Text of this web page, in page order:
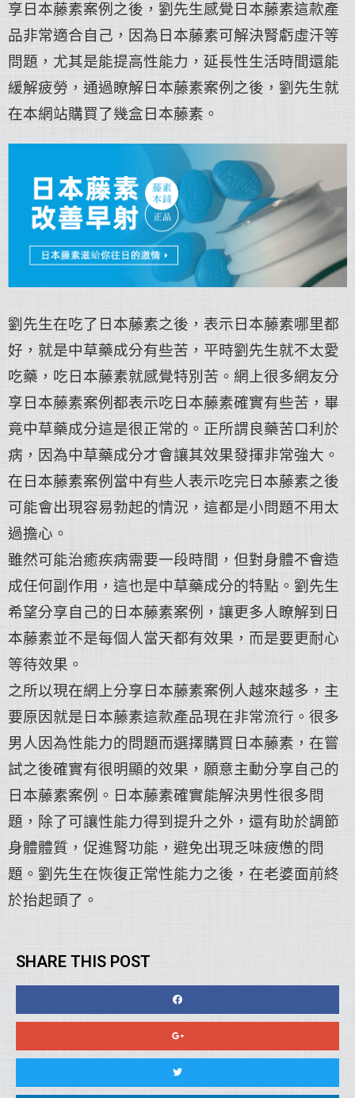
享 日本藤素案例 之後，劉先生感覺日本藤素這款產
品非常適合自己，因為日本藤素可解決腎虧虛汗等
問題，尤其是能提高性能力，延長性生活時間還能
緩解疲勞，通過瞭解 日本藤素案例 之後，劉先生就
在本網站購買了幾盒日本藤素。
劉先生在吃了日本藤素之後，表示日本藤素哪里都
好，就是中草藥成分有些苦，平時劉先生就不太愛
吃藥，吃日本藤素就感覺特別苦。網上很多網友分
享 日本藤素案例 都表示吃日本藤素確實有些苦，畢
竟中草藥成分這是很正常的。正所謂良藥苦口利於
病，因為中草藥成分才會讓其效果發揮非常強大。
在 日本藤素案例 當中有些人表示吃完日本藤素之後
可能會出現容易勃起的情況，這都是小問題不用太
過擔心。
雖然可能治癒疾病需要一段時間，但對身體不會造
成任何副作用，這也是中草藥成分的特點。劉先生
希望分享自己的 日本藤素案例 ，讓更多人瞭解到日
本藤素並不是每個人當天都有效果，而是要更耐心
等待效果。
之所以現在網上分享 日本藤素案例 人越來越多，主
要原因就是日本藤素這款產品現在非常流行。很多
男人因為性能力的問題而選擇購買日本藤素，在嘗
試之後確實有很明顯的效果，願意主動分享自己的
日本藤素案例 。日本藤素確實能解決男性很多問
題，除了可讓性能力得到提升之外，還有助於調節
身體體質，促進腎功能，避免出現乏味疲憊的問
題。劉先生在恢復正常性能力之後，在老婆面前終
於抬起頭了。
SHARE THIS POST